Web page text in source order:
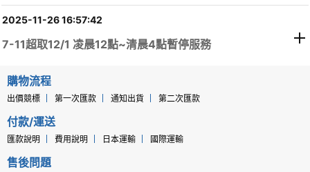
2025-11-26 16:57:42
7-11超取12/1 凌晨12點~清晨4點暫停服務
購物流程
出價競標 第一次匯款 通知出貨 第二次匯款
付款/運送
匯款說明 費用說明 日本運輸 國際運輸
售後問題